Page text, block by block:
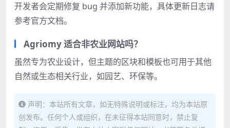
开发者会定期修复 bug 并添加新功能，具体更新日志请
参考官方文档。
Agriomy 适合非农业网站吗？
虽然专为农业设计，但主题的区块和模板也可用于其他
自然或生态相关行业，如园艺、环保等。
声明：本站所有文章，如无特殊说明或标注，均为本站原
创发布。任何个人或组织，在未征得本站同意时，禁止复